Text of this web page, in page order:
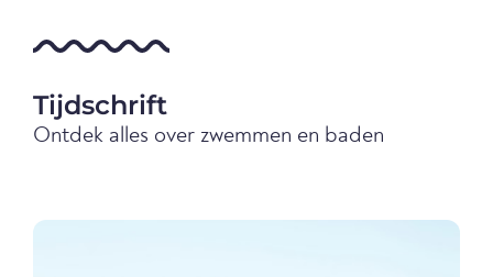
Tijdschrift
Ontdek alles over zwemmen en baden